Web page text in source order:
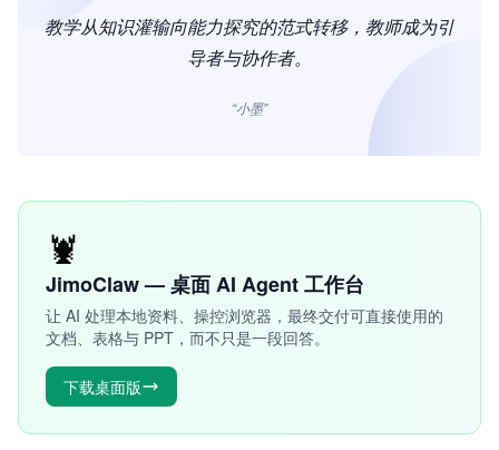
教学从知识灌输向能力探究的范式转移，教师成为引
导者与协作者。
“小墨”
🦞
JimoClaw — 桌面 AI Agent 工作台
让 AI 处理本地资料、操控浏览器，最终交付可直接使用的
文档、表格与 PPT，而不只是一段回答。
下载桌面版